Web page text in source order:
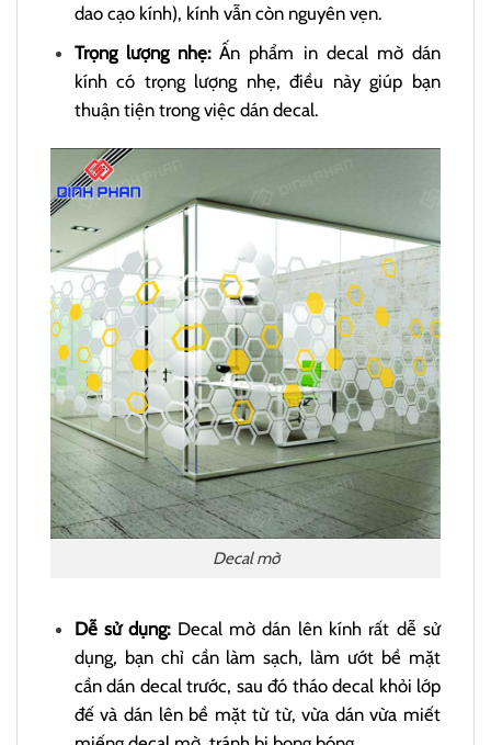
dao cạo kính), kính vẫn còn nguyên vẹn.
Trọng lượng nhẹ:Ấn phẩm in decal mờ dán
kính có trọng lượng nhẹ, điều này giúp bạn
thuận tiện trong việc dán decal.
Decal mờ
Dễ sử dụng:Decal mờ dán lên kính rất dễ sử
dụng, bạn chỉ cần làm sạch, làm ướt bề mặt
cần dán decal trước, sau đó tháo decal khỏi lớp
đế và dán lên bề mặt từ từ, vừa dán vừa miết